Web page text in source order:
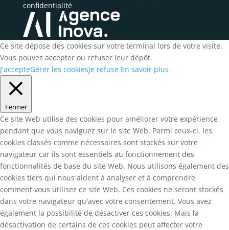
confidentialité
Ce site dépose des cookies sur votre terminal lors de votre visite.
Vous pouvez accepter ou refuser leur dépôt.
J'accepteGérer les cookiesJe refuse En savoir plus
Fermer
Ce site Web utilise des cookies pour améliorer votre expérience
pendant que vous naviguez sur le site Web. Parmi ceux-ci, les
cookies classés comme nécessaires sont stockés sur votre
navigateur car ils sont essentiels au fonctionnement des
fonctionnalités de base du site Web. Nous utilisons également des
cookies tiers qui nous aident à analyser et à comprendre
comment vous utilisez ce site Web. Ces cookies ne seront stockés
dans votre navigateur qu'avec votre consentement. Vous avez
également la possibilité de désactiver ces cookies. Mais la
désactivation de certains de ces cookies peut affecter votre